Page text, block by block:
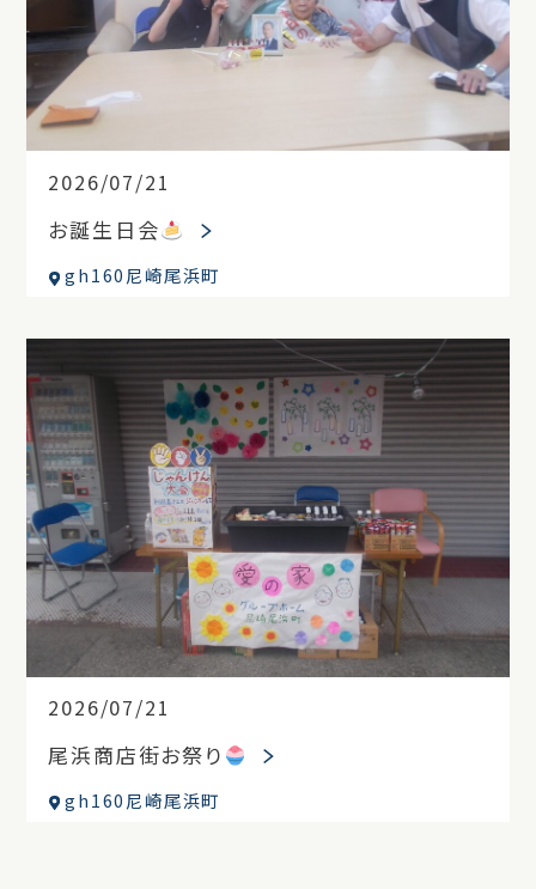
2026/07/21
お誕生日会
gh160尼崎尾浜町
2026/07/21
尾浜商店街お祭り
gh160尼崎尾浜町